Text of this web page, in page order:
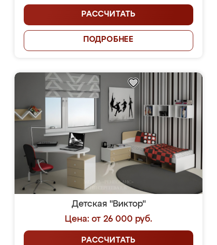
РАССЧИТАТЬ
ПОДРОБНЕЕ
Детская "Виктор"
Цена: от 26 000 руб.
РАССЧИТАТЬ